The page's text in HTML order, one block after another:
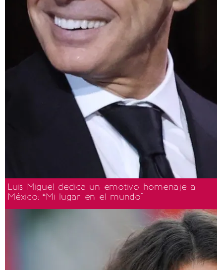
Luis Miguel dedica un emotivo homenaje a
México: “Mi lugar en el mundo"